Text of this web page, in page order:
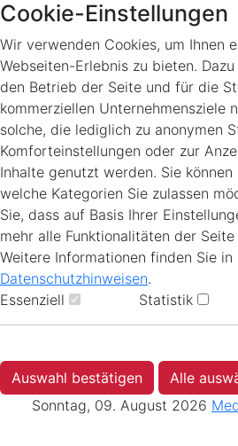
Cookie-Einstellungen
Wir verwenden Cookies, um Ihnen
Webseiten-Erlebnis zu bieten.
den Betrieb der Seite und für die
kommerziellen Unternehmensziele
solche, die lediglich zu anonymen
Komforteinstellungen oder zur
Inhalte genutzt werden. Sie
welche Kategorien Sie zulassen
Sie, dass auf Basis Ihrer
mehr alle Funktionalitäten der
Weitere Informationen finden Sie in
Datenschutzhinweisen.
Essenziell
Statistik
Auswahl bestätigen
Alle
Sonntag, 09. August 2026